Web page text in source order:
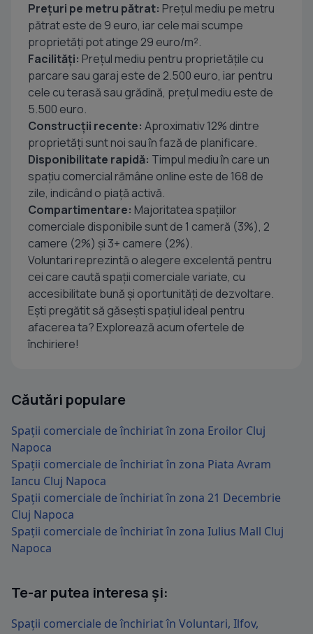
Prețuri pe metru pătrat: Prețul mediu pe metru
pătrat este de 9 euro, iar cele mai scumpe
proprietăți pot atinge 29 euro/m².
Facilități: Prețul mediu pentru proprietățile cu
parcare sau garaj este de 2.500 euro, iar pentru
cele cu terasă sau grădină, prețul mediu este de
5.500 euro.
Construcții recente: Aproximativ 12% dintre
proprietăți sunt noi sau în fază de planificare.
Disponibilitate rapidă: Timpul mediu în care un
spațiu comercial rămâne online este de 168 de
zile, indicând o piață activă.
Compartimentare: Majoritatea spațiilor
comerciale disponibile sunt de 1 cameră (3%), 2
camere (2%) și 3+ camere (2%).
Voluntari reprezintă o alegere excelentă pentru
cei care caută spații comerciale variate, cu
accesibilitate bună și oportunități de dezvoltare.
Ești pregătit să găsești spațiul ideal pentru
afacerea ta? Explorează acum ofertele de
închiriere!
Căutări populare
Spații comerciale de închiriat în zona Eroilor Cluj
Napoca
Spații comerciale de închiriat în zona Piata Avram
Iancu Cluj Napoca
Spații comerciale de închiriat în zona 21 Decembrie
Cluj Napoca
Spații comerciale de închiriat în zona Iulius Mall Cluj
Napoca
Te-ar putea interesa și:
Spații comerciale de închiriat în Voluntari, Ilfov,